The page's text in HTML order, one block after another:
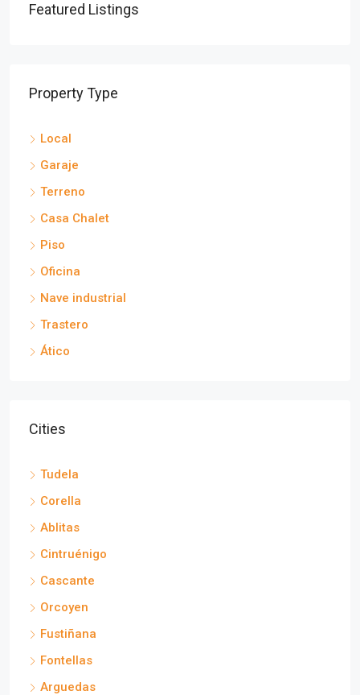
Featured Listings
Property Type
Local
Garaje
Terreno
Casa Chalet
Piso
Oficina
Nave industrial
Trastero
Ático
Cities
Tudela
Corella
Ablitas
Cintruénigo
Cascante
Orcoyen
Fustiñana
Fontellas
Arguedas